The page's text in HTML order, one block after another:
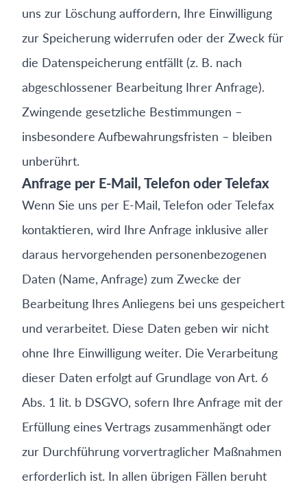
uns zur Löschung auffordern, Ihre Einwilligung
zur Speicherung widerrufen oder der Zweck für
die Datenspeicherung entfällt (z. B. nach
abgeschlossener Bearbeitung Ihrer Anfrage).
Zwingende gesetzliche Bestimmungen –
insbesondere Aufbewahrungsfristen – bleiben
unberührt.
Anfrage per E-Mail, Telefon oder Telefax
Wenn Sie uns per E-Mail, Telefon oder Telefax
kontaktieren, wird Ihre Anfrage inklusive aller
daraus hervorgehenden personenbezogenen
Daten (Name, Anfrage) zum Zwecke der
Bearbeitung Ihres Anliegens bei uns gespeichert
und verarbeitet. Diese Daten geben wir nicht
ohne Ihre Einwilligung weiter. Die Verarbeitung
dieser Daten erfolgt auf Grundlage von Art. 6
Abs. 1 lit. b DSGVO, sofern Ihre Anfrage mit der
Erfüllung eines Vertrags zusammenhängt oder
zur Durchführung vorvertraglicher Maßnahmen
erforderlich ist. In allen übrigen Fällen beruht